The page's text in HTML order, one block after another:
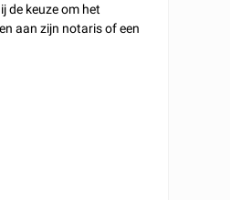
de keuze om het
aan zijn notaris of een